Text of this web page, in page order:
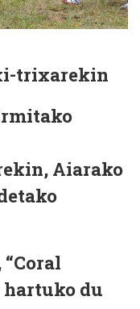
trixarekin
Aiarako
hartuko du